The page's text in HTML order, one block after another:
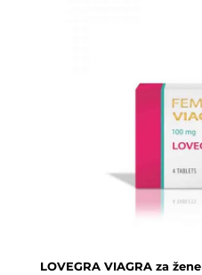
LOVEGRA VIAGRA za žene